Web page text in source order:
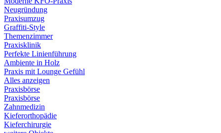
Neugründung
Praxisumzug
Graffiti-Style
Themenzimmer
Praxisklinik
Perfekte Linienführung
Ambiente in Holz
Praxis mit Lounge Gefühl
Alles anzeigen
Praxisbörse
Praxisbörse
Zahnmedizin
Kieferorthopädie
Kieferchirurgie